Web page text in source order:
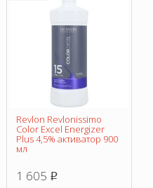
Revlon Revlonissimo
Color Excel Energizer
Plus 4,5% активатор 900
мл
1 605 p